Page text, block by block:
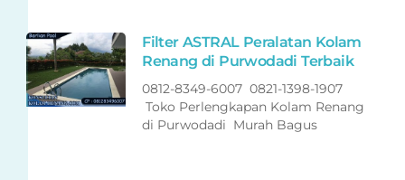
Filter ASTRAL Peralatan Kolam
Renang di Purwodadi Terbaik
0812-8349-6007 0821-1398-1907
Toko Perlengkapan Kolam Renang
di Purwodadi Murah Bagus